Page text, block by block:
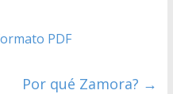
PDF
Por qué Zamora? →